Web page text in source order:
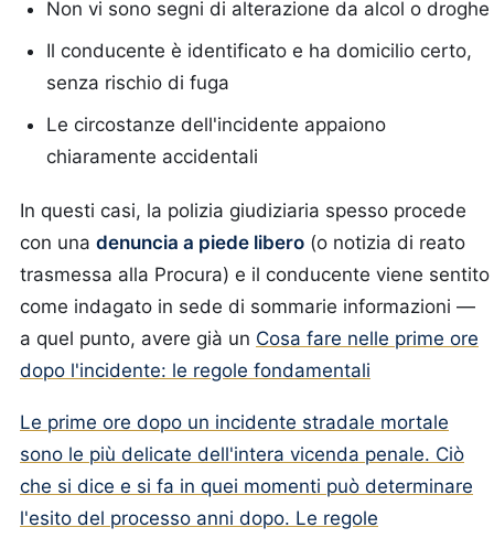
Non vi sono segni di alterazione da alcol o droghe
Il conducente è identificato e ha domicilio certo,
senza rischio di fuga
Le circostanze dell'incidente appaiono
chiaramente accidentali
In questi casi, la polizia giudiziaria spesso procede
con una denuncia a piede libero (o notizia di reato
trasmessa alla Procura) e il conducente viene sentito
come indagato in sede di sommarie informazioni —
a quel punto, avere già un Cosa fare nelle prime ore
dopo l'incidente: le regole fondamentali
Le prime ore dopo un incidente stradale mortale
sono le più delicate dell'intera vicenda penale. Ciò
che si dice e si fa in quei momenti può determinare
l'esito del processo anni dopo. Le regole